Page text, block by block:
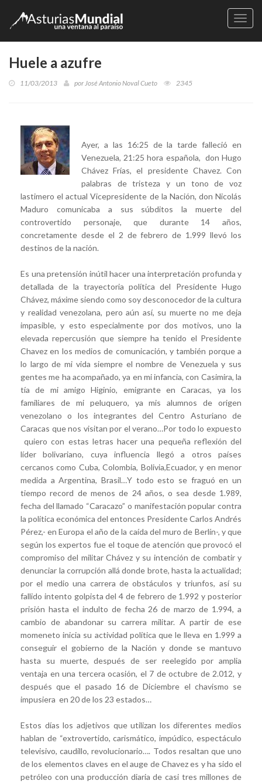
Huele a azufre
11/03/2013 porJosé Antonio Noval Cueto 2345
Ayer, a las 16:25 de la tarde falleció en
Venezuela, 21:25 hora española, don Hugo
Chávez Frías, el presidente Chavez. Con
palabras de tristeza y un tono de voz
lastimero el actual Vicepresidente de la Nación, don Nicolás
Maduro comunicaba a sus súbditos la muerte del
controvertido personaje, que durante 14 años,
concretamente desde el 2 de febrero de 1.999 llevó los
destinos de la nación.
Es una pretensión inútil hacer una interpretación profunda y
detallada de la trayectoria política del Presidente Hugo
Chávez, máxime siendo como soy desconocedor de la cultura
y realidad venezolana, pero aún así, su muerte no me deja
impasible, y esto especialmente por dos motivos, uno la
elevada repercusión que siempre ha tenido el Presidente
Chavez en los medios de comunicación, y también porque a
lo largo de mi vida siempre el nombre de Venezuela y sus
gentes me ha acompañado, ya en mi infancia, con Casimira, la
tía de mi amigo Higinio, emigrante en Caracas, ya los
familiares de mi peluquero, ya mis alumnos de origen
venezolano o los integrantes del Centro Asturiano de
Caracas que nos visitan por el verano…Por todo lo expuesto
quiero con estas letras hacer una pequeña reflexión del
líder bolivariano, cuya influencia llegó a otros países
cercanos como Cuba, Colombia, Bolivia,Ecuador, y en menor
medida a Argentina, Brasil…Y todo esto se fraguó en un
tiempo record de menos de 24 años, o sea desde 1.989,
fecha del llamado “Caracazo” o manifestación popular contra
la política económica del entonces Presidente Carlos Andrés
Pérez,- en Europa el año de la caída del muro de Berlín-, y que
según los expertos fue el toque de atención que provocó el
compromiso del militar Chávez y su intención de combatir y
denunciar la corrupción allá donde brote, hasta la actualidad;
por el medio una carrera de obstáculos y triunfos, así su
fallido intento golpista del 4 de febrero de 1.992 y posterior
prisión hasta el indulto de fecha 26 de marzo de 1.994, a
cambio de abandonar su carrera militar. A partir de ese
momeneto inicia su actividad política que le lleva en 1.999 a
conseguir el gobierno de la Nación y donde se mantuvo
hasta su muerte, después de ser reelegido por amplia
ventaja en una tercera ocasión, el 7 de octubre de 2.012, y
después que el pasado 16 de Diciembre el chavismo se
impusiera en 20 de los 23 estados…
Estos días los adjetivos que utilizan los diferentes medios
hablan de “extrovertido, carismático, impúdico, espectáculo
televisivo, caudillo, revolucionario…. Todos resaltan que uno
de los elementos claves en el auge de Chavez es y ha sido el
petróleo con una producción diaria de casi tres millones de